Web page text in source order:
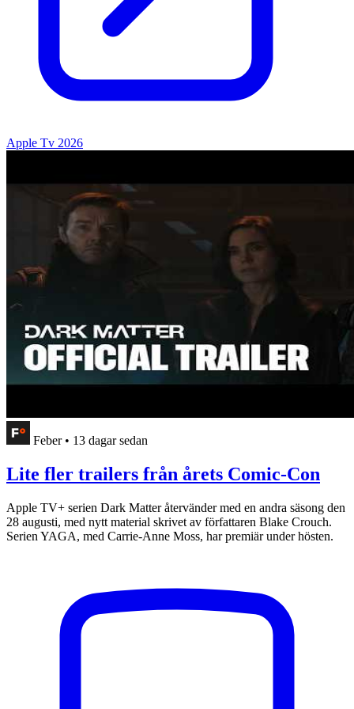
Apple Tv 2026
Feber • 13 dagar sedan
Lite fler trailers från årets Comic-Con
Apple TV+ serien Dark Matter återvänder med en andra säsong den
28 augusti, med nytt material skrivet av författaren Blake Crouch.
Serien YAGA, med Carrie-Anne Moss, har premiär under hösten.